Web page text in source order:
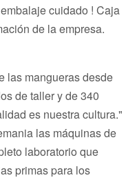
de la empresa.
las mangueras desde
de taller y de 340
es nuestra cultura."
las máquinas de
laboratorio que
primas para los